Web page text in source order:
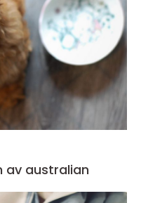
av australian